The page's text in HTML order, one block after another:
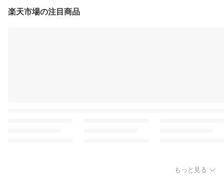
楽天市場の注目商品
もっと見る